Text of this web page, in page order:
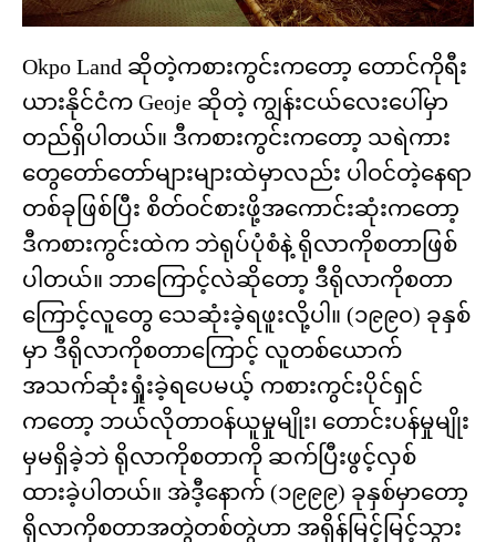
Okpo Land ဆိုတဲ့ကစားကွင်းကတော့ တောင်ကိုရီး
ယားနိုင်ငံက Geoje ဆိုတဲ့ ကျွန်းငယ်လေးပေါ်မှာ
တည်ရှိပါတယ်။ ဒီကစားကွင်းကတော့ သရဲကား
တွေတော်တော်များများထဲမှာလည်း ပါဝင်တဲ့နေရာ
တစ်ခုဖြစ်ပြီး စိတ်ဝင်စားဖို့အကောင်းဆုံးကတော့
ဒီကစားကွင်းထဲက ဘဲရုပ်ပုံစံနဲ့ ရိုလာကိုစတာဖြစ်
ပါတယ်။ ဘာကြောင့်လဲဆိုတော့ ဒီရိုလာကိုစတာ
ကြောင့်လူတွေ သေဆုံးခဲ့ရဖူးလို့ပါ။ (၁၉၉၀) ခုနှစ်
မှာ ဒီရိုလာကိုစတာကြောင့် လူတစ်ယောက်
အသက်ဆုံးရှုံးခဲ့ရပေမယ့် ကစားကွင်းပိုင်ရှင်
ကတော့ ဘယ်လိုတာဝန်ယူမှုမျိုး၊ တောင်းပန်မှုမျိုး
မှမရှိခဲ့ဘဲ ရိုလာကိုစတာကို ဆက်ပြီးဖွင့်လှစ်
ထားခဲ့ပါတယ်။ အဲဒီ့နောက် (၁၉၉၉) ခုနှစ်မှာတော့
ရိုလာကိုစတာအတွဲတစ်တွဲဟာ အရှိန်မြင့်မြင့်သွား